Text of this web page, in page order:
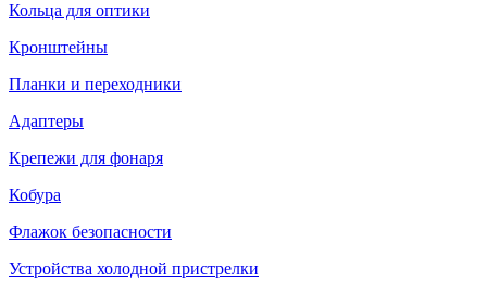
Кольца для оптики
Кронштейны
Планки и переходники
Адаптеры
Крепежи для фонаря
Кобура
Флажок безопасности
Устройства холодной пристрелки